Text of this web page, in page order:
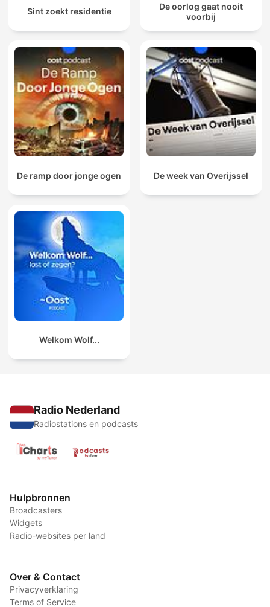
Sint zoekt residentie
De oorlog gaat nooit
voorbij
De ramp door jonge ogen De week van Overijssel
Welkom Wolf...
Radio Nederland
Radiostations en podcasts
Hulpbronnen
Broadcasters
Widgets
Radio-websites per land
Over & Contact
Privacyverklaring
Terms of Service